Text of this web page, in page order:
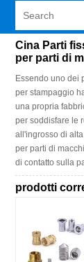
Cina Parti
per parti di
Essendo uno dei
per stampaggio
una propria
per soddisfare le
all'ingrosso di
per parti di
di contatto sulla
prodotti